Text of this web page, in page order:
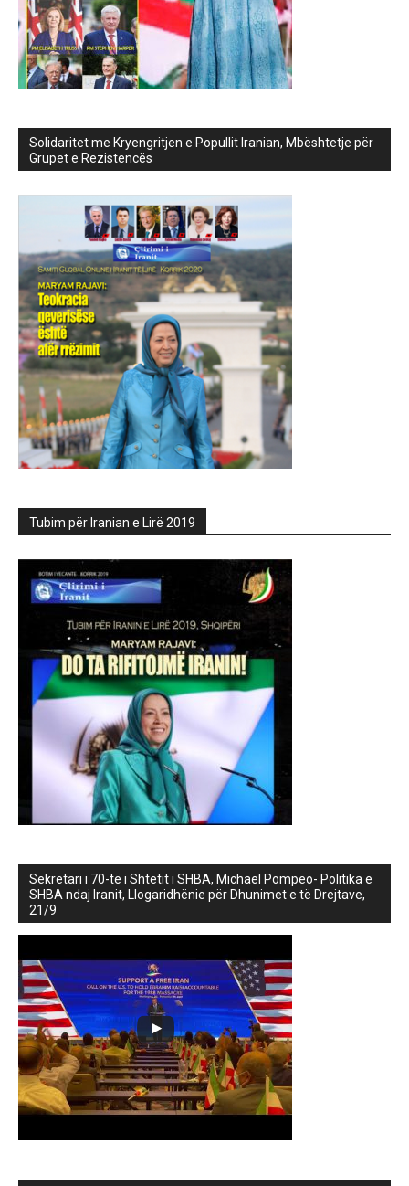
Solidaritet me Kryengritjen e Popullit Iranian, Mbështetje për
Grupet e Rezistencës
Tubim për Iranian e Lirë 2019
Sekretari i 70-të i Shtetit i SHBA, Michael Pompeo- Politika e
SHBA ndaj Iranit, Llogaridhënie për Dhunimet e të Drejtave,
21/9